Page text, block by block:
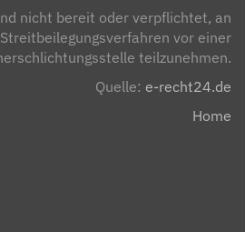
nicht bereit oder verpflichtet, an
Streitbeilegungsverfahren vor einer
teilzunehmen.
Quelle: e-recht24.de
Home